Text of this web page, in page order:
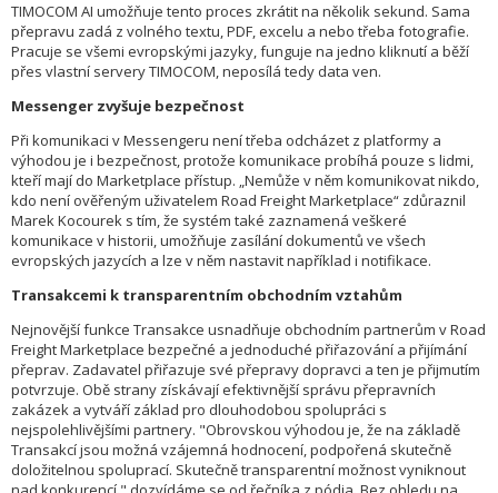
TIMOCOM AI umožňuje tento proces zkrátit na několik sekund. Sama
přepravu zadá z volného textu, PDF, excelu a nebo třeba fotografie.
Pracuje se všemi evropskými jazyky, funguje na jedno kliknutí a běží
přes vlastní servery TIMOCOM, neposílá tedy data ven.
Messenger zvyšuje bezpečnost
Při komunikaci v Messengeru není třeba odcházet z platformy a
výhodou je i bezpečnost, protože komunikace probíhá pouze s lidmi,
kteří mají do Marketplace přístup. „Nemůže v něm komunikovat nikdo,
kdo není ověřeným uživatelem Road Freight Marketplace“ zdůraznil
Marek Kocourek s tím, že systém také zaznamená veškeré
komunikace v historii, umožňuje zasílání dokumentů ve všech
evropských jazycích a lze v něm nastavit například i notifikace.
Transakcemi k transparentním obchodním vztahům
Nejnovější funkce Transakce usnadňuje obchodním partnerům v Road
Freight Marketplace bezpečné a jednoduché přiřazování a přijímání
přeprav. Zadavatel přiřazuje své přepravy dopravci a ten je přijmutím
potvrzuje. Obě strany získávají efektivnější správu přepravních
zakázek a vytváří základ pro dlouhodobou spolupráci s
nejspolehlivějšími partnery. "Obrovskou výhodou je, že na základě
Transakcí jsou možná vzájemná hodnocení, podpořená skutečně
doložitelnou spoluprací. Skutečně transparentní možnost vyniknout